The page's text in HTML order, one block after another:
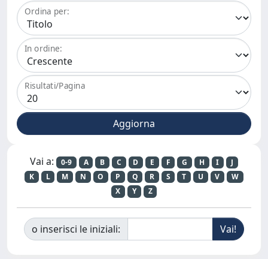
Ordina per:
In ordine:
Risultati/Pagina
Vai a: 0-9 A B C D E F G H I
J
K
L M N O P Q R S T U V
W
X
Y Z
o inserisci le iniziali: